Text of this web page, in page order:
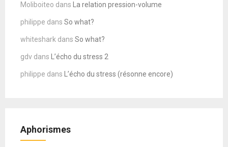
Moliboiteo dans La relation pression-volume
philippe dans So what?
whiteshark dans So what?
gdv dans L’écho du stress 2
philippe dans L’écho du stress (résonne encore)
Aphorismes